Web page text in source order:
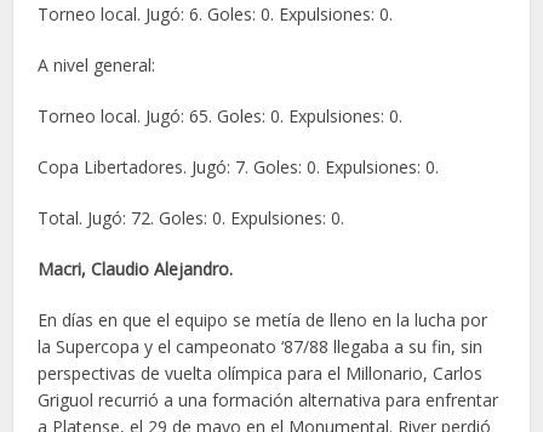
Torneo local. Jugó: 6. Goles: 0. Expulsiones: 0.
A nivel general:
Torneo local. Jugó: 65. Goles: 0. Expulsiones: 0.
Copa Libertadores. Jugó: 7. Goles: 0. Expulsiones: 0.
Total. Jugó: 72. Goles: 0. Expulsiones: 0.
Macri, Claudio Alejandro.
En días en que el equipo se metía de lleno en la lucha por
la Supercopa y el campeonato ‘87/88 llegaba a su fin, sin
perspectivas de vuelta olímpica para el Millonario, Carlos
Griguol recurrió a una formación alternativa para enfrentar
a Platense, el 29 de mayo en el Monumental. River perdió